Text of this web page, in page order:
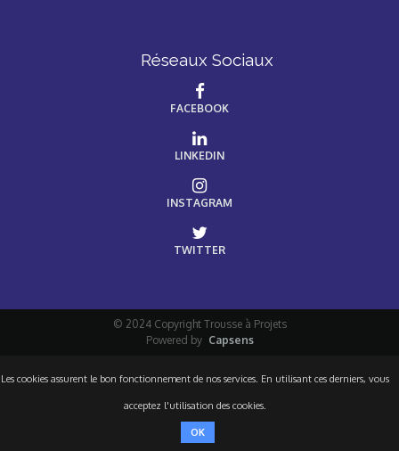
Réseaux Sociaux
FACEBOOK
LINKEDIN
INSTAGRAM
TWITTER
© 2024 Copyright Trousse à Projets
Powered by Capsens
Les cookies assurent le bon fonctionnement de nos services. En utilisant ces derniers, vous
acceptez l'utilisation des cookies.
OK